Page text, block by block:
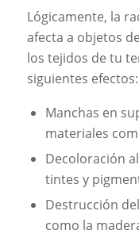
Lógicamente, la
afecta a objetos
los tejidos de tu
siguientes efectos:
Manchas en
materiales
Decoloración
tintes y
Destrucción
como la